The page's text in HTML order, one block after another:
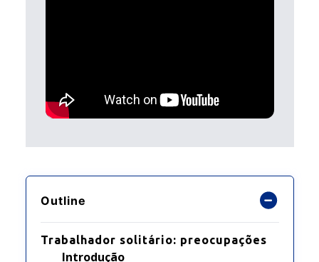
Outline
Trabalhador solitário: preocupações
Introdução